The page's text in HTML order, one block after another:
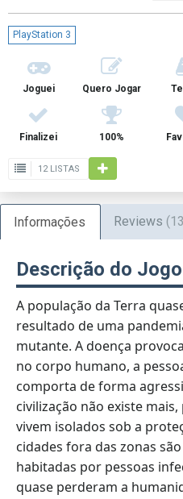
PlayStation 3
Joguei Quero Jogar
Finalizei 100%
12 LISTAS
Informações Reviews
Descrição do Jogo
A população da Terra
resultado de uma
mutante. A doença
no corpo humano, a
comporta de forma
civilização não existe
vivem isolados sob a
cidades fora das zonas
habitadas por pessoas
quase perderam a